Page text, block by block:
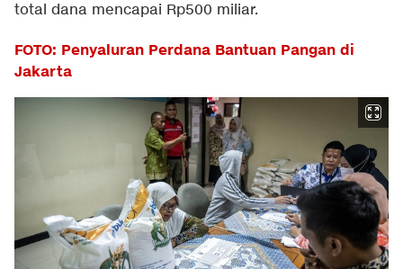
total dana mencapai Rp500 miliar.
FOTO: Penyaluran Perdana Bantuan Pangan di
Jakarta